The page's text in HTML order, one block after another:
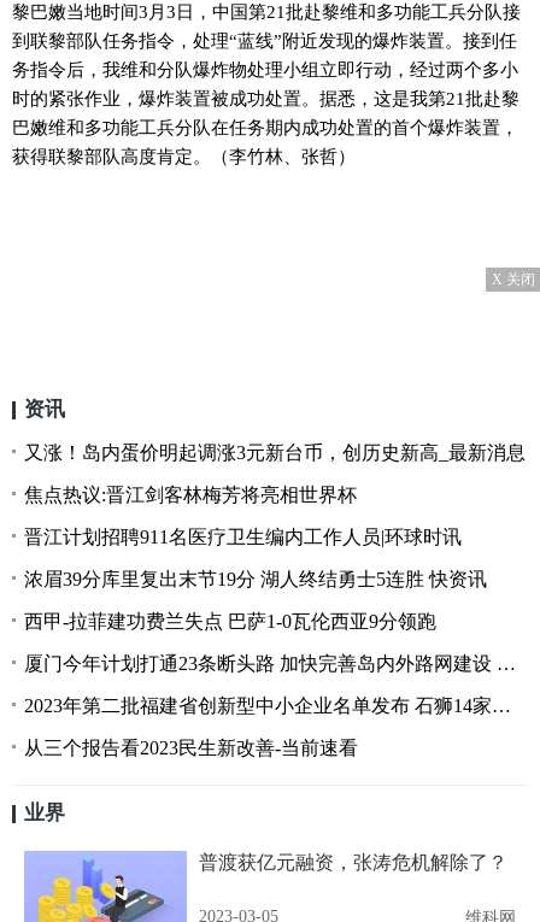
黎巴嫩当地时间3月3日，中国第21批赴黎维和多功能工兵分队接
到联黎部队任务指令，处理“蓝线”附近发现的爆炸装置。接到任
务指令后，我维和分队爆炸物处理小组立即行动，经过两个多小
时的紧张作业，爆炸装置被成功处置。据悉，这是我第21批赴黎
巴嫩维和多功能工兵分队在任务期内成功处置的首个爆炸装置，
获得联黎部队高度肯定。（李竹林、张哲）
X 关闭
资讯
又涨！岛内蛋价明起调涨3元新台币，创历史新高_最新消息
焦点热议:晋江剑客林梅芳将亮相世界杯
晋江计划招聘911名医疗卫生编内工作人员|环球时讯
浓眉39分库里复出末节19分 湖人终结勇士5连胜 快资讯
西甲-拉菲建功费兰失点 巴萨1-0瓦伦西亚9分领跑
厦门今年计划打通23条断头路 加快完善岛内外路网建设 每日热议
2023年第二批福建省创新型中小企业名单发布 石狮14家企业榜上有名-今日讯
从三个报告看2023民生新改善-当前速看
业界
普渡获亿元融资，张涛危机解除了？
2023-03-05 维科网